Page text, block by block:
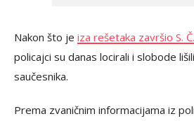
Nakon što je iza rešetaka završio S.
policajci su danas locirali i slobode
saučesnika.
Prema zvaničnim informacijama iz